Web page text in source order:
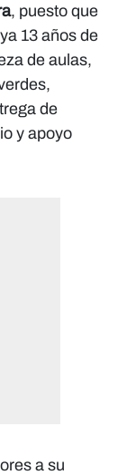
, puesto que
13 años de
de aulas,
de
y apoyo
a su